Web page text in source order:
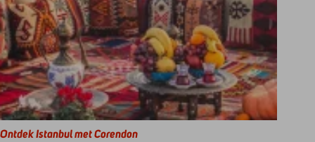
Ontdek Istanbul met Corendon